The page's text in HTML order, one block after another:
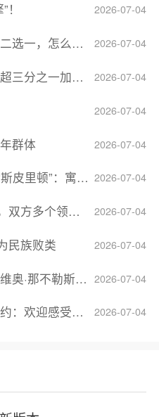
2026-07-04
2026-07-04
，怎么回事？
2026-07-04
大人感到经济压力
2026-07-04
2026-07-04
群体
2026-07-04
可靠，彰显俄精神力量
2026-07-04
贸易谈判进入“关键阶段”
2026-07-04
民族败类
2026-07-04
任Lucid首席执行官
2026-07-04
无滤镜的真实中国